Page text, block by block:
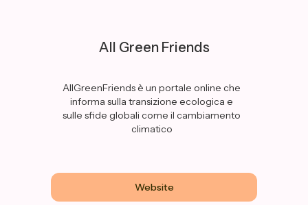
All Green Friends
AllGreenFriends è un portale online che
informa sulla transizione ecologica e
sulle sfide globali come il cambiamento
climatico
Website